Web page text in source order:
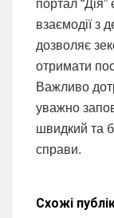
портал
взаємодії з
дозволяє
отримати
Важливо
уважно
швидкий та
справи.
Схожі